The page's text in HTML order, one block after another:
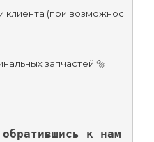
клиента (при возможнос
запчастей 🔩
к нам